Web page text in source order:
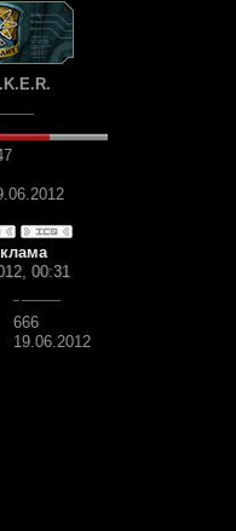
00:31
666
19.06.2012